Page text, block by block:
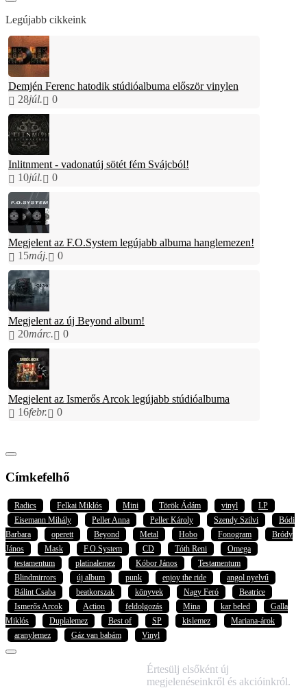
Legújabb cikkeink
Demjén Ferenc hatodik stúdióalbuma először vinylen
28júl. 0
Inlitnment - vadonatúj sötét fém Svájcból!
10júl. 0
Megjelent az F.O.System legújabb albuma hanglemezen!
15máj. 0
Megjelent az új Beyond album!
20márc. 0
Megjelent az Ismerős Arcok legújabb stúdióalbuma
16febr. 0
Címkefelhő
Radics Felkai Miklós Mini Török Ádám vinyl
LP
Eisemann Mihály
Peller Anna Peller Károly Szendy Szilvi
Bódi
Barbara
operett Beyond Metal Hobo Fonogram
Bródy
János
Mask F.O.System CD Tóth Reni
Omega
testamentum
platinalemez Kóbor János
Testamentum
Blindmirrors
új album punk enjoy the ride
angol nyelvű
Bálint Csaba
beatkorszak könyvek Nagy Feró
Beatrice
Ismerős Arcok
Action feldolgozás Mina kar beled
Galla
Miklós
Duplalemez Best of SP kislemez
Mariana-árok
aranylemez
Gáz van babám Vinyl
Értesülj elsőként új
megjelenéseinkről és akcióinkról.